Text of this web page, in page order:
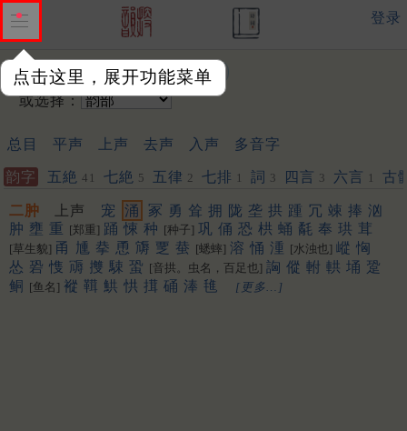
点击这里，展开功能菜单
登录
输入韵字：
或选择：
总目 平声 上声 去声 入声 多音字
韵字 五絶 41 七絶 5 五律 2 七排 1 詞 3 四言 3 六言 1 古
二肿 上声 宠 涌 冢 勇 耸 拥 陇 垄 拱 踵 冗 竦 捧 汹
肿 壅 重 [郑重] 踊 悚 种 [种子] 巩 俑 恐 栱 蛹 氄 奉 珙 茸
[草生貌] 甬 尰 拲 恿 䢇 覂 蛬 [蟋蟀] 溶 悀 湩 [水浊也] 嵷 恟
怂 䂬 愯 䢆 㩳 駷 蛩 [音拱。虫名，百足也] 詾 傱 軵 輁 埇 跫
鲖 [鱼名] 䙕 䩸 䱋 㤨 搑 硧 淎 㲝 [更多…]